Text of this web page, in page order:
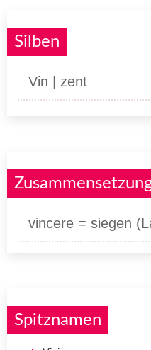
Silben
Vin | zent
vincere = siegen
Spitznamen